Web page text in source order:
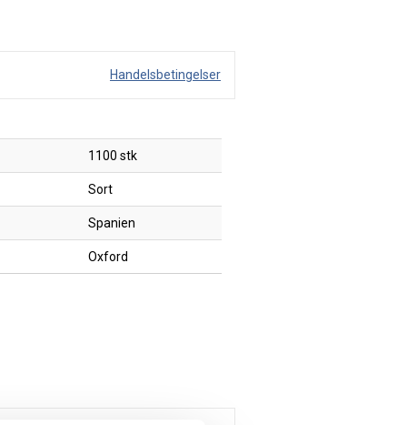
Handelsbetingelser
1100 stk
Sort
Spanien
Oxford